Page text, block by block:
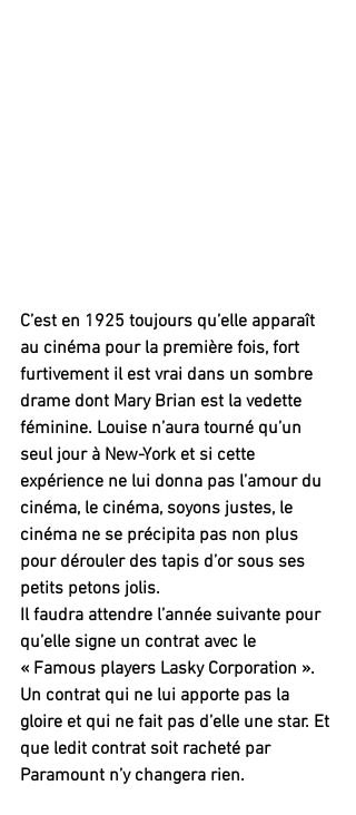
C’est en 1925 toujours qu’elle apparaît
au cinéma pour la première fois, fort
furtivement il est vrai dans un sombre
drame dont Mary Brian est la vedette
féminine. Louise n’aura tourné qu’un
seul jour à New-York et si cette
expérience ne lui donna pas l’amour du
cinéma, le cinéma, soyons justes, le
cinéma ne se précipita pas non plus
pour dérouler des tapis d’or sous ses
petits petons jolis.
Il faudra attendre l’année suivante pour
qu’elle signe un contrat avec le
« Famous players Lasky Corporation ».
Un contrat qui ne lui apporte pas la
gloire et qui ne fait pas d’elle une star. Et
que ledit contrat soit racheté par
Paramount n’y changera rien.